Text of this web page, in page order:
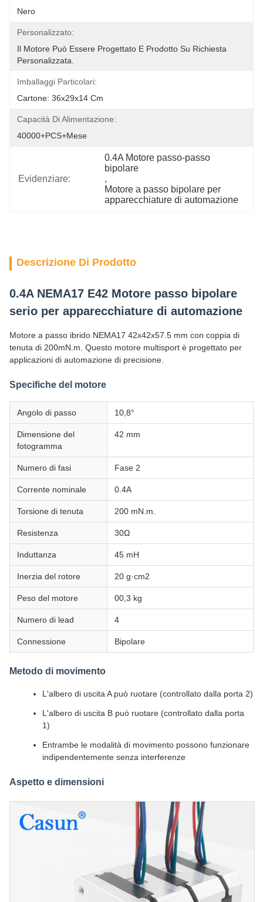
Nero
Personalizzato:
Il Motore Può Essere Progettato E Prodotto Su Richiesta
Personalizzata.
Imballaggi Particolari:
Cartone: 36x29x14 Cm
Capacità Di Alimentazione:
40000+PCS+Mese
Evidenziare:
0.4A Motore passo-passo
bipolare
,
Motore a passo bipolare per
apparecchiature di automazione
Descrizione Di Prodotto
0.4A NEMA17 E42 Motore passo bipolare
serio per apparecchiature di automazione
Motore a passo ibrido NEMA17 42x42x57.5 mm con coppia di
tenuta di 200mN.m. Questo motore multisport è progettato per
applicazioni di automazione di precisione.
Specifiche del motore
Angolo di passo 10,8°
Dimensione del
fotogramma
42 mm
Numero di fasi Fase 2
Corrente nominale 0.4A
Torsione di tenuta 200 mN.m.
Resistenza 30Ω
Induttanza 45 mH
Inerzia del rotore 20 g·cm2
Peso del motore 00,3 kg
Numero di lead 4
Connessione Bipolare
Metodo di movimento
L'albero di uscita A può ruotare (controllato dalla porta 2)
L'albero di uscita B può ruotare (controllato dalla porta
1)
Entrambe le modalità di movimento possono funzionare
indipendentemente senza interferenze
Aspetto e dimensioni